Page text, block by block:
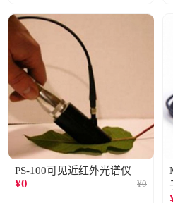
PS-100可见近红外光谱仪
¥0 ¥0